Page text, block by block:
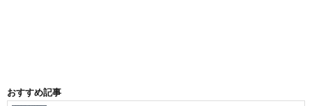
おすすめ記事